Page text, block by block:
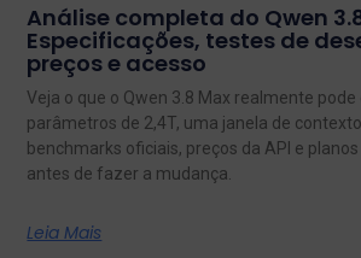
Análise completa do Qwen
Especificações, testes de
preços e acesso
Veja o que o Qwen 3.8 Max realmente
parâmetros de 2,4T, uma janela de
benchmarks oficiais, preços da API e
antes de fazer a mudança.
Leia Mais